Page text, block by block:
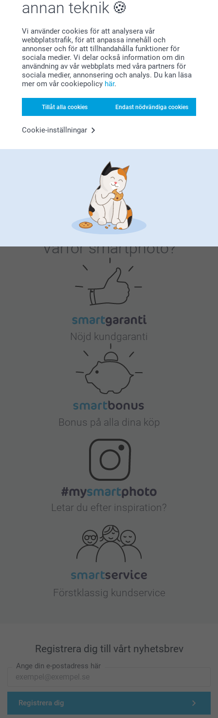
annan teknik
Vi använder cookies för att analysera vår
webbplatstrafik, för att anpassa innehåll och
annonser och för att tillhandahålla funktioner för
sociala medier. Vi delar också information om din
användning av vår webbplats med våra partners för
sociala medier, annonsering och analys. Du kan läsa
mer om vår cookiepolicy här.
Tillåt alla cookies Endast nödvändiga cookies
Cookie-inställningar
Visa reaktioner
2024-09-04
14:08
Hej Fatima,
Tusen tack för ditt fina omdöme och 5 stjärnor. Vad
roligt att höra att du är nöjd med din Trähållare med
bild och blommor på. De är jättefina, både att ge bort
eller ha själv, med egna personliga bilder på.
Varma hälsningar,
Kirsi @smartphoto
Relaterade produkter
Bordskalender med
trähållare och torkade
blommor
2 varianter
(2 omdömen)
Bilder på lyxpapper
4 varianter
Från 99,00
(7 omdömen)
Träblock med glasvas
5 varianter
(1 omdömen)
Varförsmartphoto?
Nöjd kundgaranti
Bonus på alla dina köp
Letar du efter inspiration?
Förstklassig kundservice
Registrera dig till vårt nyhetsbrev
Ange din e-postadress här
Registrera dig